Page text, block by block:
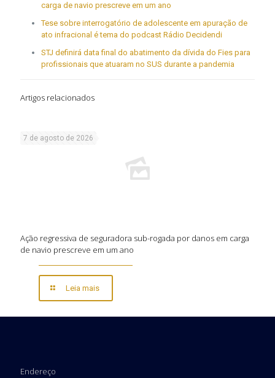
carga de navio prescreve em um ano
Tese sobre interrogatório de adolescente em apuração de
ato infracional é tema do podcast Rádio Decidendi
STJ definirá data final do abatimento da dívida do Fies para
profissionais que atuaram no SUS durante a pandemia
Artigos relacionados
7 de agosto de 2026
Ação regressiva de seguradora sub-rogada por danos em carga
de navio prescreve em um ano
Leia mais
Endereço